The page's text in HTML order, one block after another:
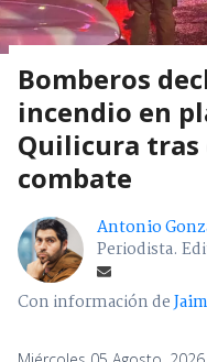
Bomberos
incendio en
Quilicura tras
combate
Antonio
Periodista.
Con información de